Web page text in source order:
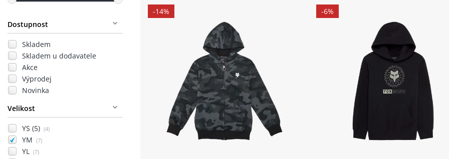
Dostupnost
Skladem
Skladem u dodavatele
Akce
Výprodej
Novinka
Velikost
YS (5) (4)
YM (7)
YL (7)
-14% -6%